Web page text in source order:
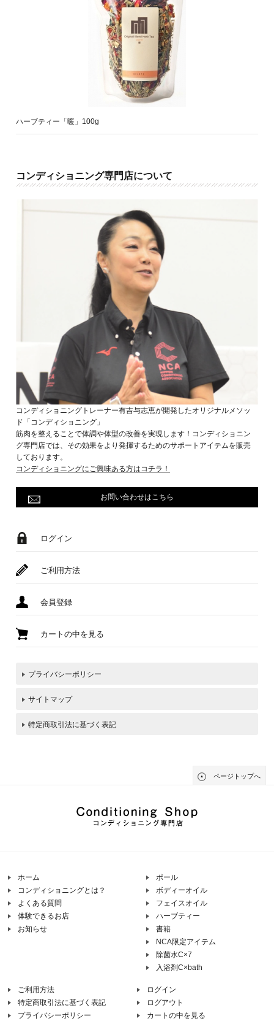
ハーブティー「暖」100g
コンディショニング専門店について
コンディショニングトレーナー有吉与志恵が開発したオリジナルメソッ
ド「コンディショニング」
筋肉を整えることで体調や体型の改善を実現します！コンディショニン
グ専門店では、その効果をより発揮するためのサポートアイテムを販売
しております。
コンディショニングにご興味ある方はコチラ！
お問い合わせはこちら
ログイン
ご利用方法
会員登録
カートの中を見る
プライバシーポリシー
サイトマップ
特定商取引法に基づく表記
ページトップへ
ホーム
コンディショニングとは？
よくある質問
体験できるお店
お知らせ
ポール
ボディーオイル
フェイスオイル
ハーブティー
書籍
NCA限定アイテム
除菌水C×7
入浴剤C×bath
ご利用方法
特定商取引法に基づく表記
プライバシーポリシー
ログイン
ログアウト
カートの中を見る